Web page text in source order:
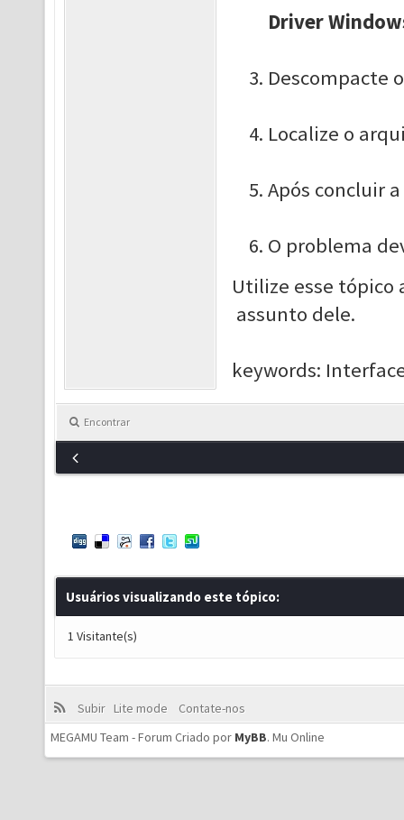
Driver
Descompacte
Localize o
Após concluir
O problema
Utilize esse tópico
assunto dele.
keywords:
Encontrar
Usuários visualizando este tópico:
1 Visitante(s)
Subir Lite mode
Contate-nos
MEGAMU Team - Forum Criado por MyBB. Mu Online